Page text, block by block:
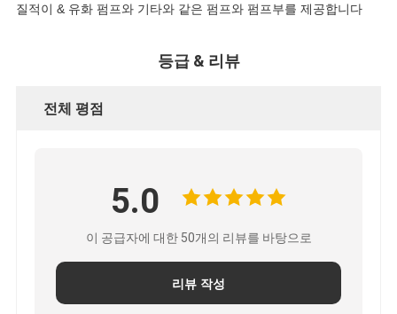
질적이 & 유화 펌프와 기타와 같은 펌프와 펌프부를 제공합니다
등급 & 리뷰
전체 평점
5.0
이 공급자에 대한 50개의 리뷰를 바탕으로
리뷰 작성